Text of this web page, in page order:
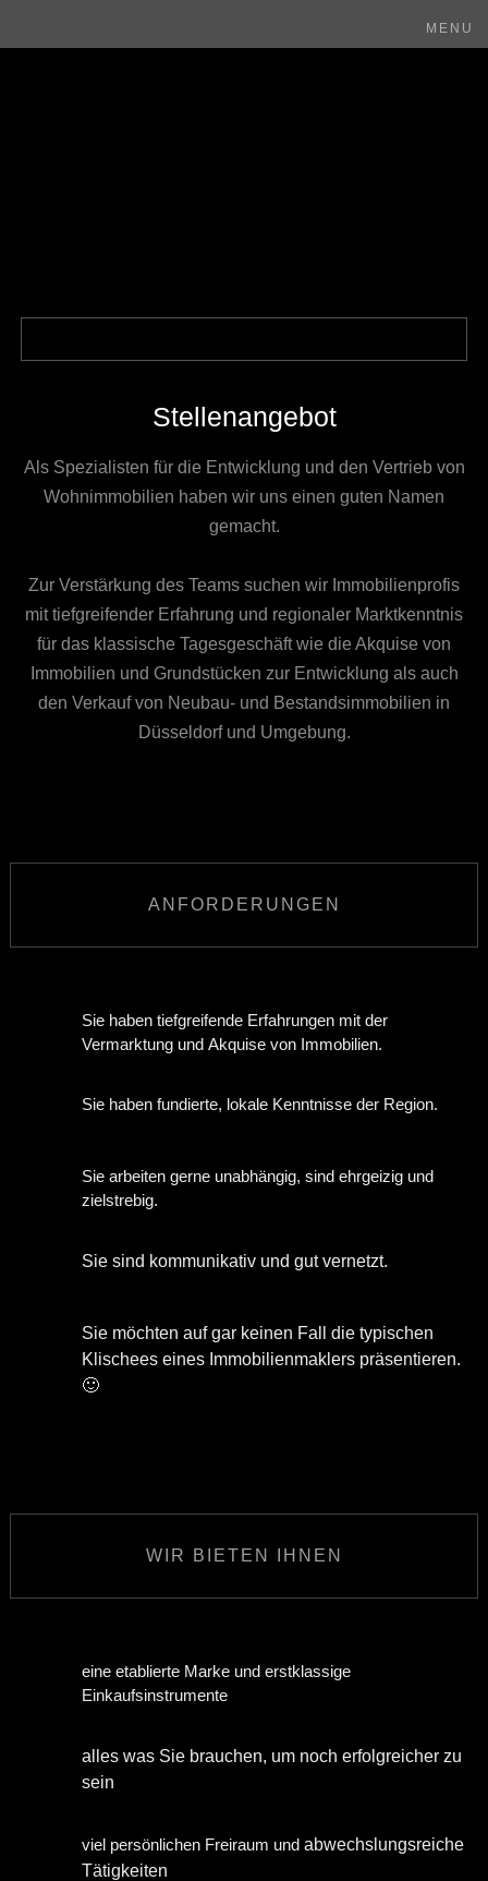
MENU
Stellenangebot
Als Spezialisten für die Entwicklung und den Vertrieb von
Wohnimmobilien haben wir uns einen guten Namen
gemacht.
Zur Verstärkung des Teams suchen wir Immobilienprofis
mit tiefgreifender Erfahrung und regionaler Marktkenntnis
für das klassische Tagesgeschäft wie die Akquise von
Immobilien und Grundstücken zur Entwicklung als auch
den Verkauf von Neubau- und Bestandsimmobilien in
Düsseldorf und Umgebung.
ANFORDERUNGEN
Sie haben tiefgreifende Erfahrungen mit der
Vermarktung und Akquise von Immobilien.
Sie haben fundierte, lokale Kenntnisse der Region.
Sie arbeiten gerne unabhängig, sind ehrgeizig und
zielstrebig.
Sie sind kommunikativ und gut vernetzt.
Sie möchten auf gar keinen Fall die typischen
Klischees eines Immobilienmaklers präsentieren.
🙂
WIR BIETEN IHNEN
eine etablierte Marke und erstklassige
Einkaufsinstrumente
alles was Sie brauchen, um noch erfolgreicher zu
sein
viel persönlichen Freiraum und abwechslungsreiche
Tätigkeiten